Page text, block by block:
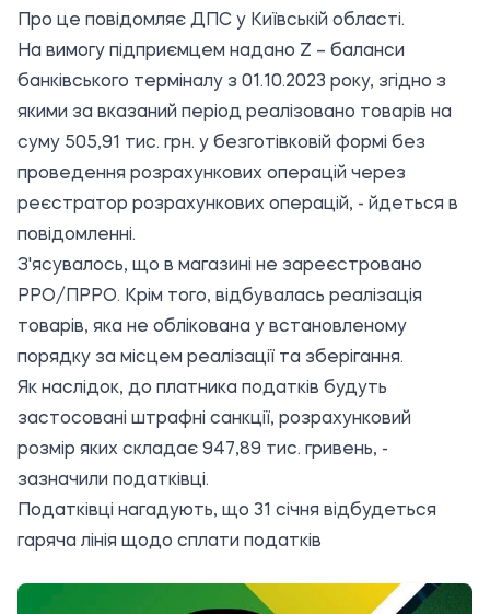
Про це повідомляє ДПС у Київській області.
На вимогу підприємцем надано Z – баланси
банківського терміналу з 01.10.2023 року, згідно з
якими за вказаний період реалізовано товарів на
суму 505,91 тис. грн. у безготівковій формі без
проведення розрахункових операцій через
реєстратор розрахункових операцій, - йдеться в
повідомленні.
З'ясувалось, що в магазині не зареєстровано
РРО/ПРРО. Крім того, відбувалась реалізація
товарів, яка не облікована у встановленому
порядку за місцем реалізації та зберігання.
Як наслідок, до платника податків будуть
застосовані штрафні санкції, розрахунковий
розмір яких складає 947,89 тис. гривень, -
зазначили податківці.
Податківці нагадують, що 31 січня відбудеться
гаряча лінія щодо сплати податків